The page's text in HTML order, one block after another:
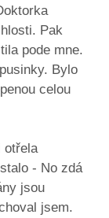
Pak
pode mne.
Bylo
celou
otřela
- No zdá
jsou
jsem.